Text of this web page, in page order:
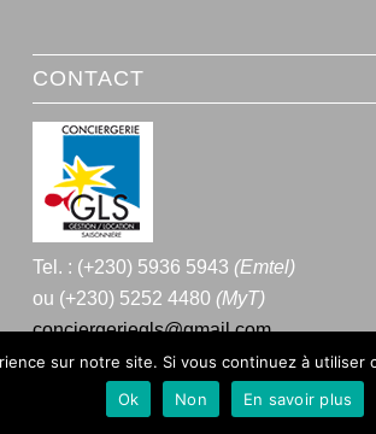
CONTACT
Tel. : (+230) 5936 5943 (Emtel)
ou (+230) 5252 4480 (MyT)
conciergeriegls@gmail.com
sur notre site. Si vous continuez à
Ok
Non En savoir plus